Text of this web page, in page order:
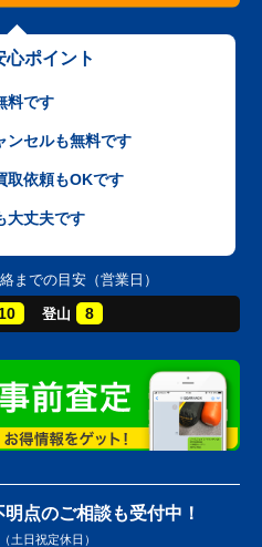
心ポイント
料です
ンセルも無料です
取依頼もOKです
大丈夫です
までの目安（営業日）
登山 8
点のご相談も受付中！
土日祝定休日）